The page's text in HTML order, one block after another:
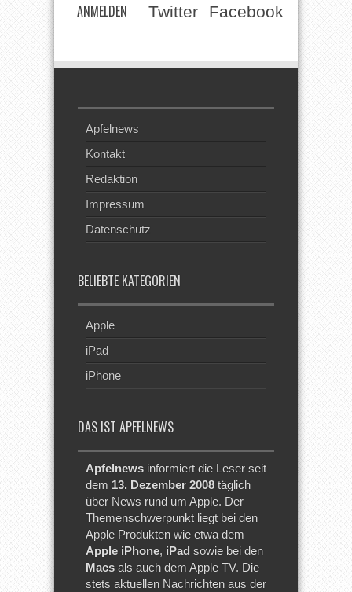
ANMELDEN Twitter Facebook
Apfelnews
Kontakt
Redaktion
Impressum
Datenschutz
BELIEBTE KATEGORIEN
Apple
iPad
iPhone
DAS IST APFELNEWS
Apfelnews informiert die Leser seit
dem 13. Dezember 2008 täglich
über News rund um Apple. Der
Themenschwerpunkt liegt bei den
Apple Produkten wie etwa dem
Apple iPhone, iPad sowie bei den
Macs als auch dem Apple TV. Die
stets aktuellen Nachrichten aus der